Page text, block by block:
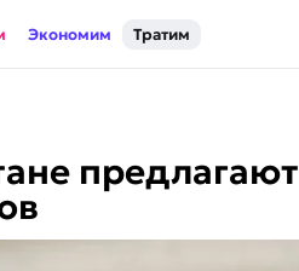
Экономим Тратим
предлагают